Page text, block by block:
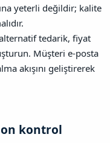
yeterli değildir; kalite
tedarik, fiyat
Müşteri e-posta
akışını geliştirerek
kontrol​